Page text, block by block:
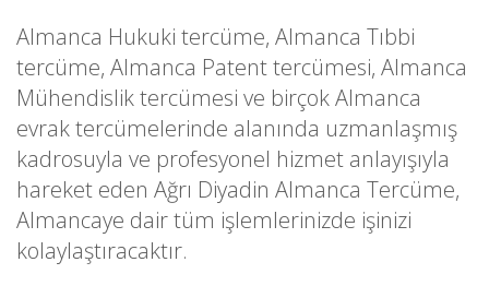
Almanca Hukuki tercüme, Almanca Tıbbi
tercüme, Almanca Patent tercümesi, Almanca
Mühendislik tercümesi ve birçok Almanca
evrak tercümelerinde alanında uzmanlaşmış
kadrosuyla ve profesyonel hizmet anlayışıyla
hareket eden Ağrı Diyadin Almanca Tercüme,
Almancaye dair tüm işlemlerinizde işinizi
kolaylaştıracaktır.